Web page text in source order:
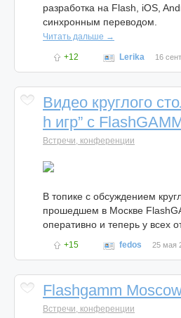
разработка на Flash, iOS,
синхронным переводом.
Читать дальше →
+12 Lerika 16
Видео круглого
h игр” с
Встречи, конференции
В топике с обсуждением
прошедшем в Москве
оперативно и теперь у всех
+15 fedos 25 мая
Flashgamm
Встречи, конференции